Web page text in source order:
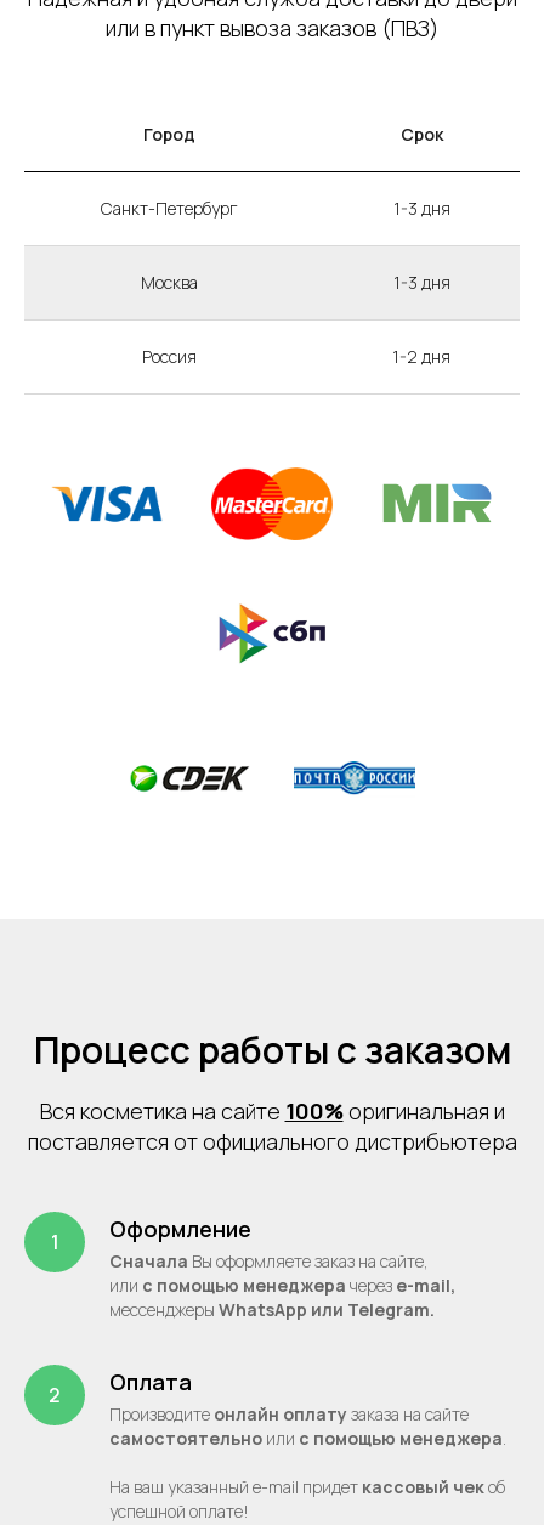
или в пункт вывоза заказов (ПВЗ)
Город Срок
Санкт-Петербург 1-3 дня
Москва 1-3 дня
Россия 1-2 дня
Процесс работы с заказом
Вся косметика на сайте 100%оригинальная и
поставляется от официального дистрибьютера
Оформление
Сначала Вы оформляете заказ на сайте,
или с помощью менеджера через e-mail,
месcенджеры WhatsApp или Telegram.
Оплата
Производите онлайн оплату заказа на сайте
самостоятельно или с помощью менеджера.
На ваш указанный e-mail придет кассовый чекоб
успешной оплате!